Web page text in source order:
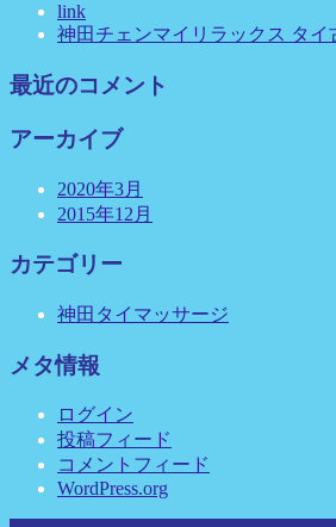
link
神田チェンマイリラックス タ
最近のコメント
アーカイブ
2020年3月
2015年12月
カテゴリー
神田タイマッサージ
メタ情報
ログイン
投稿フィード
コメントフィード
WordPress.org